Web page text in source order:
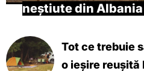
neștiute din
Tot ce trebuie
o ieșire reușită